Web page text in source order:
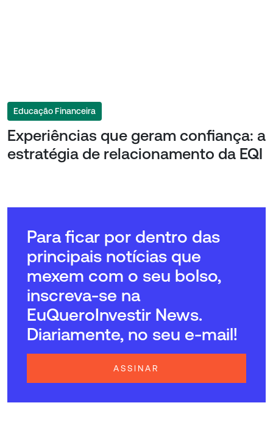
Educação Financeira
Experiências que geram confiança: a
estratégia de relacionamento da EQI
Para ficar por dentro das
principais notícias que
mexem com o seu bolso,
inscreva-se na
EuQueroInvestir News.
Diariamente, no seu e-mail!
ASSINAR